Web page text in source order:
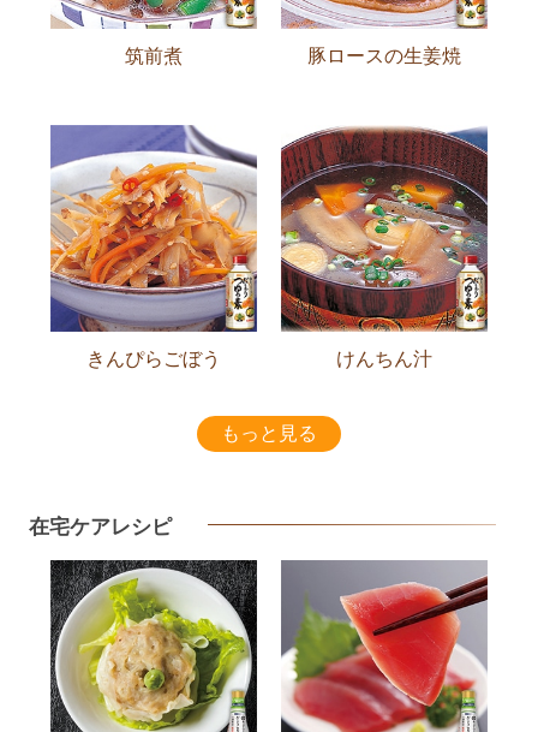
筑前煮 豚ロースの生姜焼
きんぴらごぼう けんちん汁
もっと見る
在宅ケアレシピ